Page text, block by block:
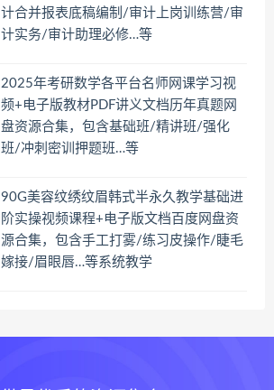
计合并报表底稿编制/审计上岗训练营/审
计实务/审计助理必修…等
2025年考研数学各平台名师网课学习视
频+电子版教材PDF讲义文档历年真题网
盘资源合集，包含基础班/精讲班/强化
班/冲刺密训押题班…等
90G美容纹绣纹眉韩式半永久教学基础进
阶实操视频课程+电子版文档百度网盘资
源合集，包含手工打雾/练习皮操作/睫毛
嫁接/眉眼唇…等系统教学